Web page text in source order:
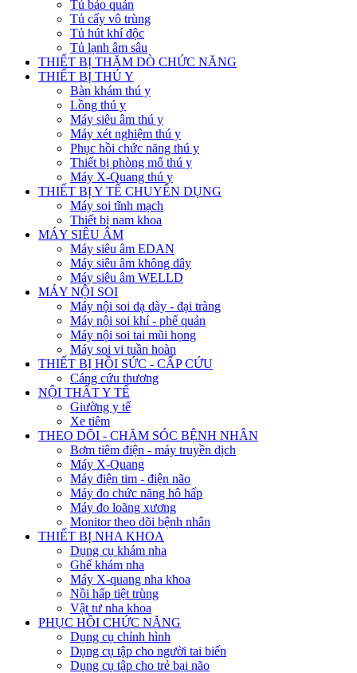
Tủ bảo quản
Tủ cấy vô trùng
Tủ hút khí độc
Tủ lạnh âm sâu
THIẾT BỊ THĂM DÒ CHỨC NĂNG
THIẾT BỊ THÚ Y
Bàn khám thú y
Lồng thú y
Máy siêu âm thú y
Máy xét nghiệm thú y
Phục hồi chức năng thú y
Thiết bị phòng mổ thú y
Máy X-Quang thú y
THIẾT BỊ Y TẾ CHUYÊN DỤNG
Máy soi tĩnh mạch
Thiết bị nam khoa
MÁY SIÊU ÂM
Máy siêu âm EDAN
Máy siêu âm không dây
Máy siêu âm WELLD
MÁY NỘI SOI
Máy nội soi dạ dày - đại tràng
Máy nội soi khí - phế quản
Máy nội soi tai mũi họng
Máy soi vi tuần hoàn
THIẾT BỊ HỒI SỨC - CẤP CỨU
Cáng cứu thương
NỘI THẤT Y TẾ
Giường y tế
Xe tiêm
THEO DÕI - CHĂM SÓC BỆNH NHÂN
Bơm tiêm điện - máy truyền dịch
Máy X-Quang
Máy điện tim - điện não
Máy đo chức năng hô hấp
Máy đo loãng xương
Monitor theo dõi bệnh nhân
THIẾT BỊ NHA KHOA
Dụng cụ khám nha
Ghế khám nha
Máy X-quang nha khoa
Nồi hấp tiệt trùng
Vật tư nha khoa
PHỤC HỒI CHỨC NĂNG
Dụng cụ chỉnh hình
Dụng cụ tập cho người tai biến
Dụng cụ tập cho trẻ bại não